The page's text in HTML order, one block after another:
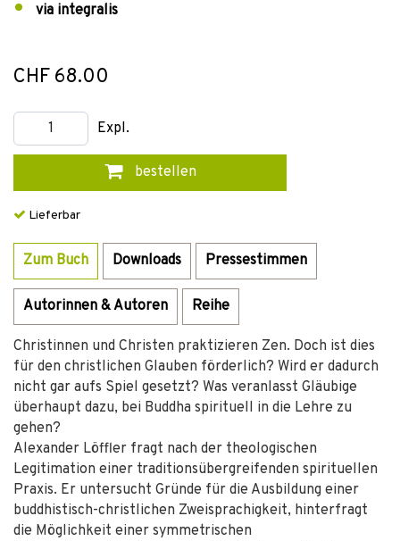
via integralis
CHF 68.00
Expl.
bestellen
Lieferbar
Zum Buch Downloads Pressestimmen
Autorinnen & Autoren Reihe
Christinnen und Christen praktizieren Zen. Doch ist dies
für den christlichen Glauben förderlich? Wird er dadurch
nicht gar aufs Spiel gesetzt? Was veranlasst Gläubige
überhaupt dazu, bei Buddha spirituell in die Lehre zu
gehen?
Alexander Löffler fragt nach der theologischen
Legitimation einer traditionsübergreifenden spirituellen
Praxis. Er untersucht Gründe für die Ausbildung einer
buddhistisch-christlichen Zweisprachigkeit, hinterfragt
die Möglichkeit einer symmetrischen